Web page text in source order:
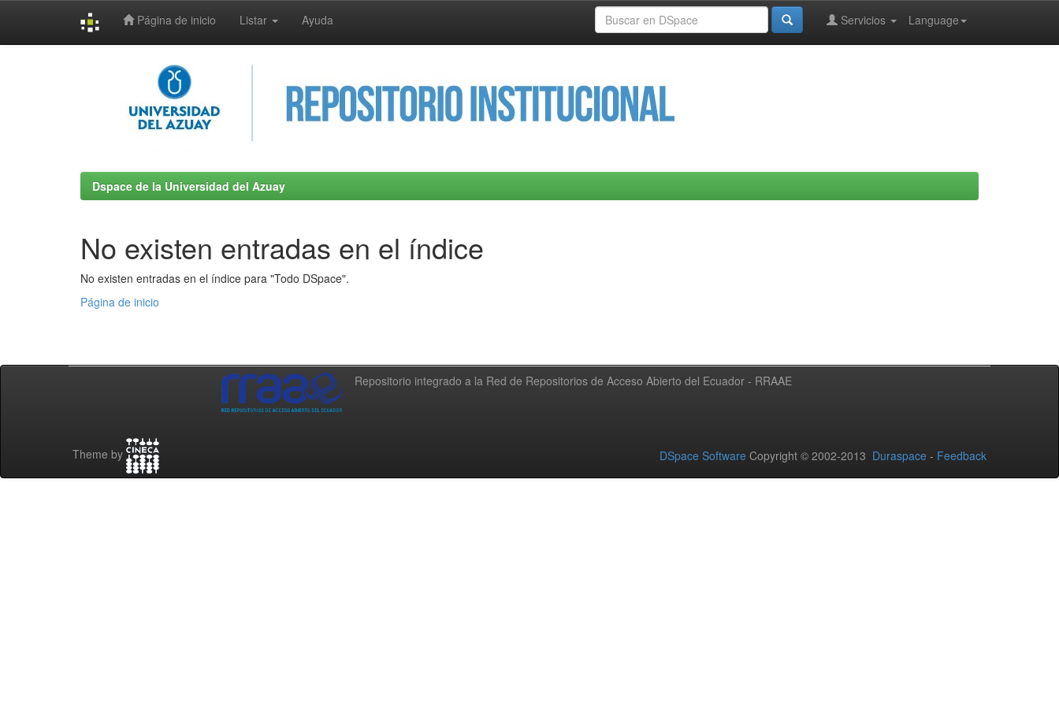
Página de inicio Listar Ayuda Language
Servicios
Dspace de la Universidad del Azuay
No existen entradas en el índice
No existen entradas en el índice para "Todo DSpace".
Página de inicio
Repositorio integrado a la Red de Repositorios de Acceso Abierto del Ecuador - RRAAE
Theme by DSpace Software Copyright © 2002-2013 Duraspace - Feedback